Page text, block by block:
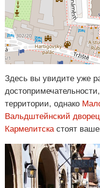
Здесь вы увидите уже
территории, однако
Вальдштейнский дворец
Кармелитскастоят